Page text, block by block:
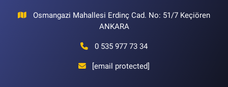
Osmangazi Mahallesi Erdinç Cad. No: 51/7 Keçiören
ANKARA
0 535 977 73 34
[email protected]